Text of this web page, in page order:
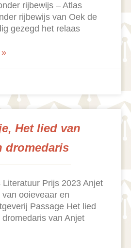
rijbewijs – Atlas
rijbewijs van Oek de
gezegd het relaas
Het lied van
dromedaris
Prijs 2023 Anjet
ooieveaar en
Passage Het lied
van Anjet